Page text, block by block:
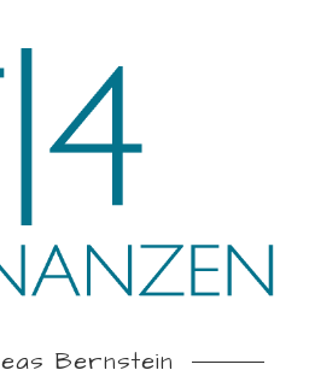
Bernstein